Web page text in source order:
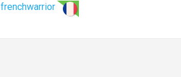
frenchwarrior